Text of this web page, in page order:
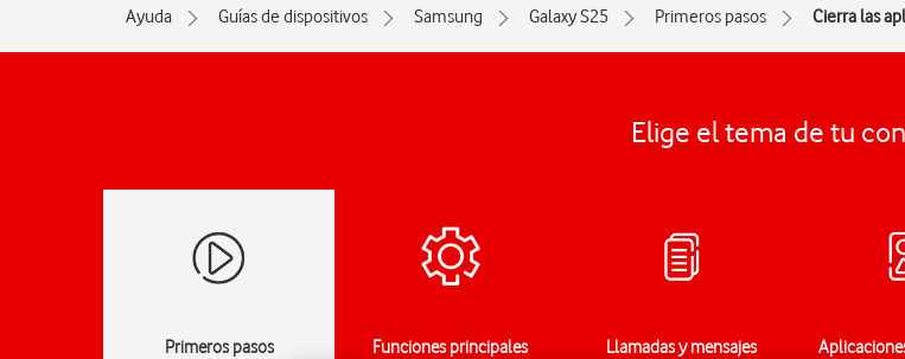
Ayuda Guías de dispositivos Samsung Galaxy S25 Primeros pasos Cierra las
Elige el tema de tu
Primeros pasos Funciones principales Llamadas y mensajes